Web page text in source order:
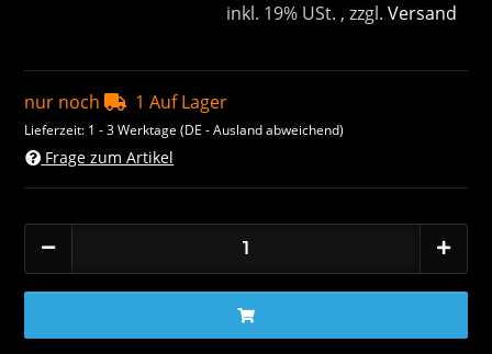
inkl. 19% USt. , zzgl. Versand
nur noch 1 Auf Lager
Lieferzeit: 1 - 3 Werktage(DE - Ausland abweichend)
Frage zum Artikel